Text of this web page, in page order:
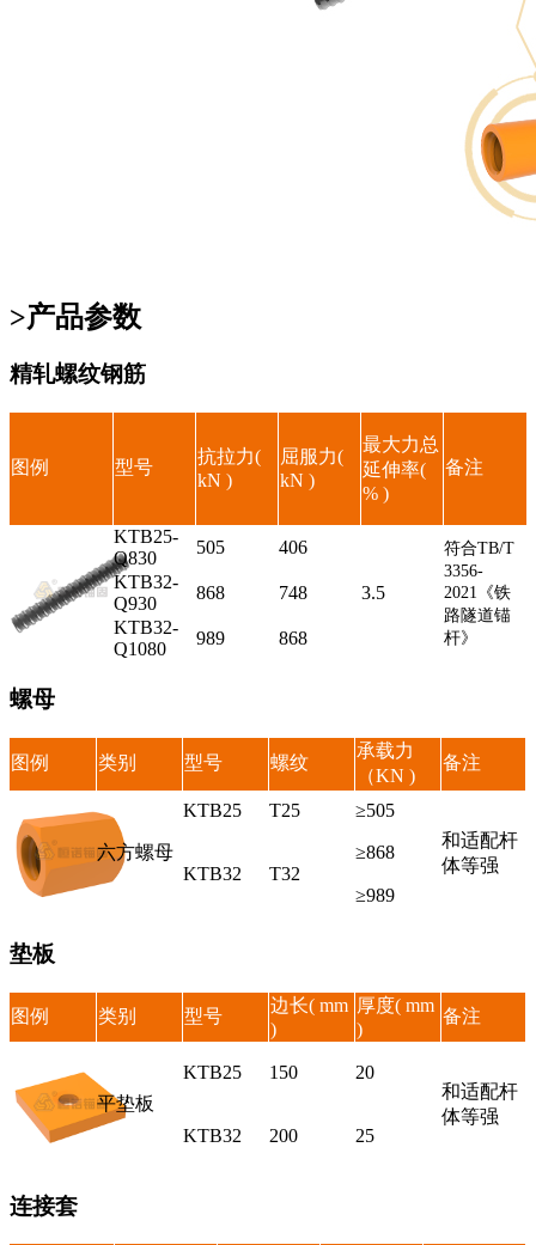
>产品参数
精轧螺纹钢筋
图例 型号
抗拉力(
kN )
屈服力(
kN )
最大力总
延伸率(
% )
备注
KTB25-
Q830
505 406
3.5
符合TB/T
3356-
2021 《铁
路隧道锚
杆》
KTB32-
Q930
868
748
KTB32-
Q1080
989 868
螺母
图例 类别 型号 螺纹
承载力
（KN )
备注
六方螺母
KTB25 T25
≥505
和适配杆
体等强
KTB32 T32
≥868
≥989
垫板
图例 类别 型号
边长( mm
)
厚度( mm
)
备注
平垫板
KTB25 150
20
和适配杆
体等强
KTB32
200 25
连接套